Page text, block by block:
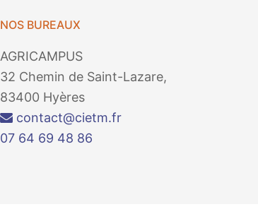
NOS BUREAUX
AGRICAMPUS
32 Chemin de Saint-Lazare,
83400 Hyères
contact@cietm.fr
07 64 69 48 86